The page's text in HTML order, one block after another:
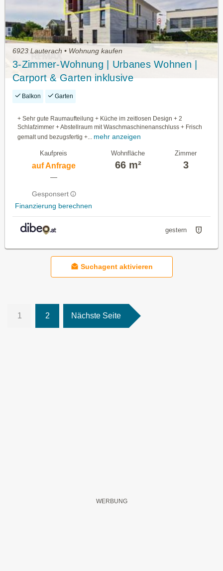
6923 Lauterach • Wohnung kaufen
3-Zimmer-Wohnung | Urbanes Wohnen |
Carport & Garten inklusive
Balkon Garten
+ Sehr gute Raumaufteilung + Küche im zeitlosen Design + 2
Schlafzimmer + Abstellraum mit Waschmaschinenanschluss + Frisch
gemalt und bezugsfertig +...
mehr anzeigen
Kaufpreis
auf Anfrage
—
Gesponsert
Finanzierung berechnen
Wohnfläche
66 m²
Zimmer
3
gestern
Suchagent aktivieren
1 2 Nächste Seite